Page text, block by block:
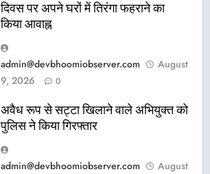
दिवस पर अपने घरों में तिरंगा फहराने का
किया आवाह्न
admin@devbhoomiobserver.com
August
9, 2026
0
अवैध रूप से सट्टा खिलाने वाले अभियुक्त को
पुलिस ने किया गिरफ्तार
admin@devbhoomiobserver.com
August